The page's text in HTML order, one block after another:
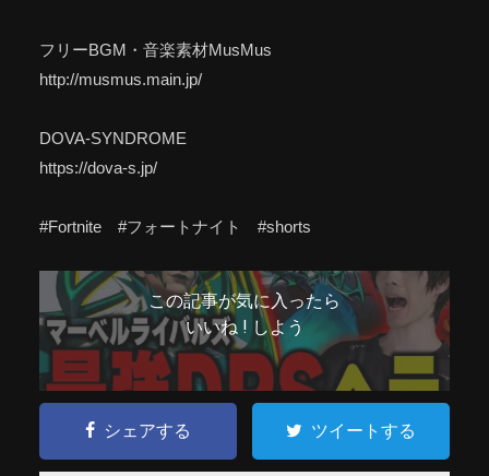
フリーBGM・音楽素材MusMus
http://musmus.main.jp/
DOVA-SYNDROME
https://dova-s.jp/
#Fortnite #フォートナイト #shorts
この記事が気に入ったら
いいね ! しよう
シェアする ツイートする